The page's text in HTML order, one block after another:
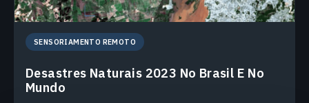
SENSORIAMENTO REMOTO
Desastres Naturais 2023 No Brasil E No
Mundo